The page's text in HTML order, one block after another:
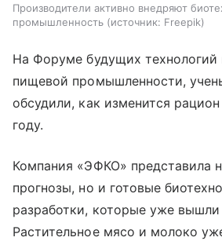
Производители активно внедряют
промышленность
источник: Freepik
На Форуме будущих технологий
пищевой промышленности,
обсудили, как изменится
году.
Компания «ЭФКО» представила
прогнозы, но и готовые
разработки, которые уже
Растительное мясо и молоко